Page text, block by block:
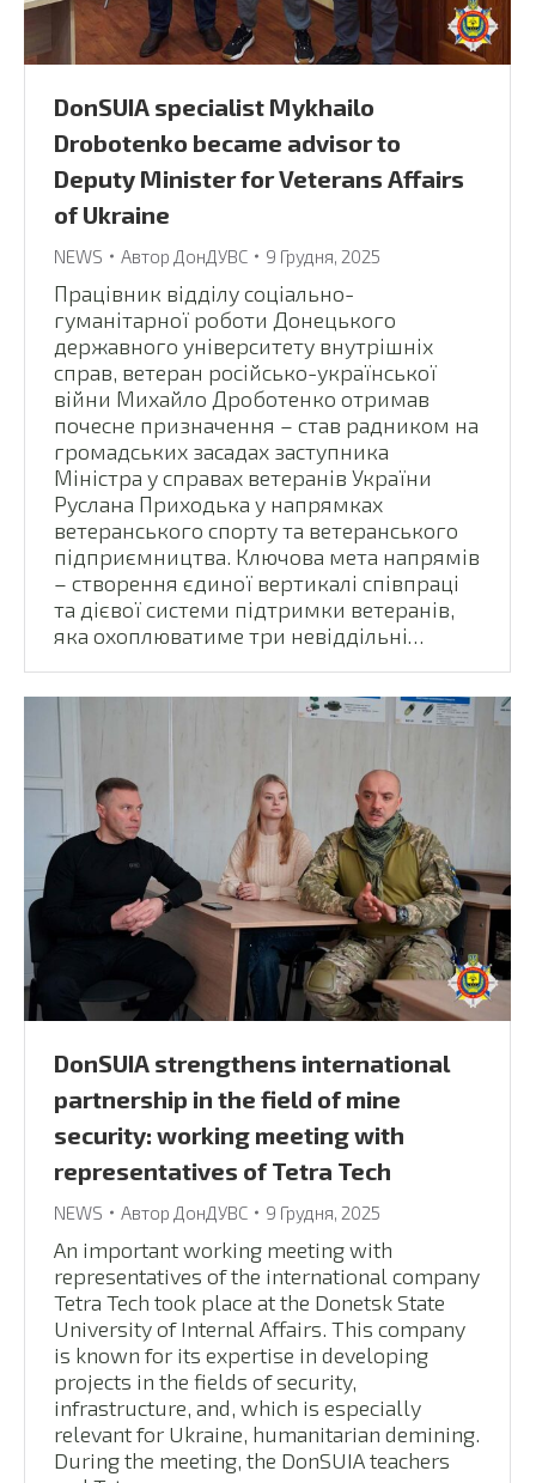
DonSUIA specialist Mykhailo
Drobotenko became advisor to
Deputy Minister for Veterans Affairs
of Ukraine
NEWS Автор ДонДУВС 9 Грудня, 2025
Працівник відділу соціально-
гуманітарної роботи Донецького
державного університету внутрішніх
справ, ветеран російсько-української
війни Михайло Дроботенко отримав
почесне призначення – став радником на
громадських засадах заступника
Міністра у справах ветеранів України
Руслана Приходька у напрямках
ветеранського спорту та ветеранського
підприємництва. Ключова мета напрямів
– створення єдиної вертикалі співпраці
та дієвої системи підтримки ветеранів,
яка охоплюватиме три невіддільні…
DonSUIA strengthens international
partnership in the field of mine
security: working meeting with
representatives of Tetra Tech
NEWS Автор ДонДУВС 9 Грудня, 2025
An important working meeting with
representatives of the international company
Tetra Tech took place at the Donetsk State
University of Internal Affairs. This company
is known for its expertise in developing
projects in the fields of security,
infrastructure, and, which is especially
relevant for Ukraine, humanitarian demining.
During the meeting, the DonSUIA teachers